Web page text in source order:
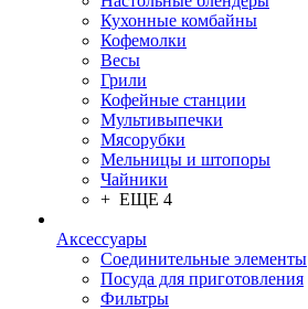
Кухонные комбайны
Кофемолки
Весы
Грили
Кофейные станции
Мультивыпечки
Мясорубки
Мельницы и штопоры
Чайники
+ ЕЩЕ 4
Аксессуары
Соединительные элементы
Посуда для приготовления
Фильтры